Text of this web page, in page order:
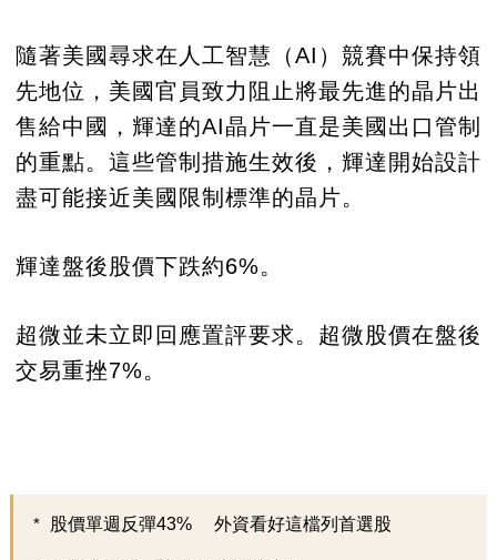
隨著美國尋求在人工智慧（AI）競賽中保持領
先地位，美國官員致力阻止將最先進的晶片出
售給中國，輝達的AI晶片一直是美國出口管制
的重點。這些管制措施生效後，輝達開始設計
盡可能接近美國限制標準的晶片。
輝達盤後股價下跌約6%。
超微並未立即回應置評要求。超微股價在盤後
交易重挫7%。
股價單週反彈43% 外資看好這檔列首選股